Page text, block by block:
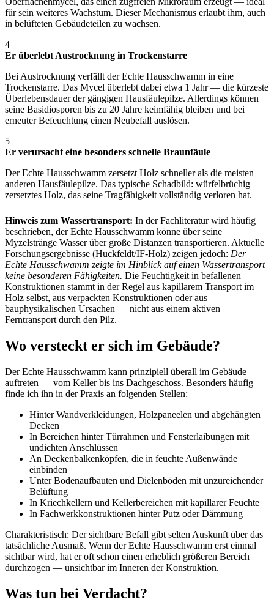
für sein weiteres Wachstum. Dieser Mechanismus erlaubt ihm, auch
in belüfteten Gebäudeteilen zu wachsen.
4
Er überlebt Austrocknung in Trockenstarre
Bei Austrocknung verfällt der Echte Hausschwamm in eine
Trockenstarre. Das Mycel überlebt dabei etwa 1 Jahr — die kürzeste
Überlebensdauer der gängigen Hausfäulepilze. Allerdings können
seine Basidiosporen bis zu 20 Jahre keimfähig bleiben und bei
erneuter Befeuchtung einen Neubefall auslösen.
5
Er verursacht eine besonders schnelle Braunfäule
Der Echte Hausschwamm zersetzt Holz schneller als die meisten
anderen Hausfäulepilze. Das typische Schadbild: würfelbrüchig
zersetztes Holz, das seine Tragfähigkeit vollständig verloren hat.
Hinweis zum Wassertransport: In der Fachliteratur wird häufig
beschrieben, der Echte Hausschwamm könne über seine
Myzelstränge Wasser über große Distanzen transportieren. Aktuelle
Forschungsergebnisse (Huckfeldt/IF-Holz) zeigen jedoch: Der
Echte Hausschwamm zeigte im Hinblick auf einen Wassertransport
keine besonderen Fähigkeiten. Die Feuchtigkeit in befallenen
Konstruktionen stammt in der Regel aus kapillarem Transport im
Holz selbst, aus verpackten Konstruktionen oder aus
bauphysikalischen Ursachen — nicht aus einem aktiven
Ferntransport durch den Pilz.
Wo versteckt er sich im Gebäude?
Der Echte Hausschwamm kann prinzipiell überall im Gebäude
auftreten — vom Keller bis ins Dachgeschoss. Besonders häufig
finde ich ihn in der Praxis an folgenden Stellen:
Hinter Wandverkleidungen, Holzpaneelen und abgehängten
Decken
In Bereichen hinter Türrahmen und Fensterlaibungen mit
undichten Anschlüssen
An Deckenbalkenköpfen, die in feuchte Außenwände
einbinden
Unter Bodenaufbauten und Dielenböden mit unzureichender
Belüftung
In Kriechkellern und Kellerbereichen mit kapillarer Feuchte
In Fachwerkkonstruktionen hinter Putz oder Dämmung
Charakteristisch: Der sichtbare Befall gibt selten Auskunft über das
tatsächliche Ausmaß. Wenn der Echte Hausschwamm erst einmal
sichtbar wird, hat er oft schon einen erheblich größeren Bereich
durchzogen — unsichtbar im Inneren der Konstruktion.
Was tun bei Verdacht?